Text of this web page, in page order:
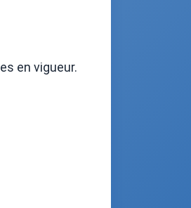
en vigueur.